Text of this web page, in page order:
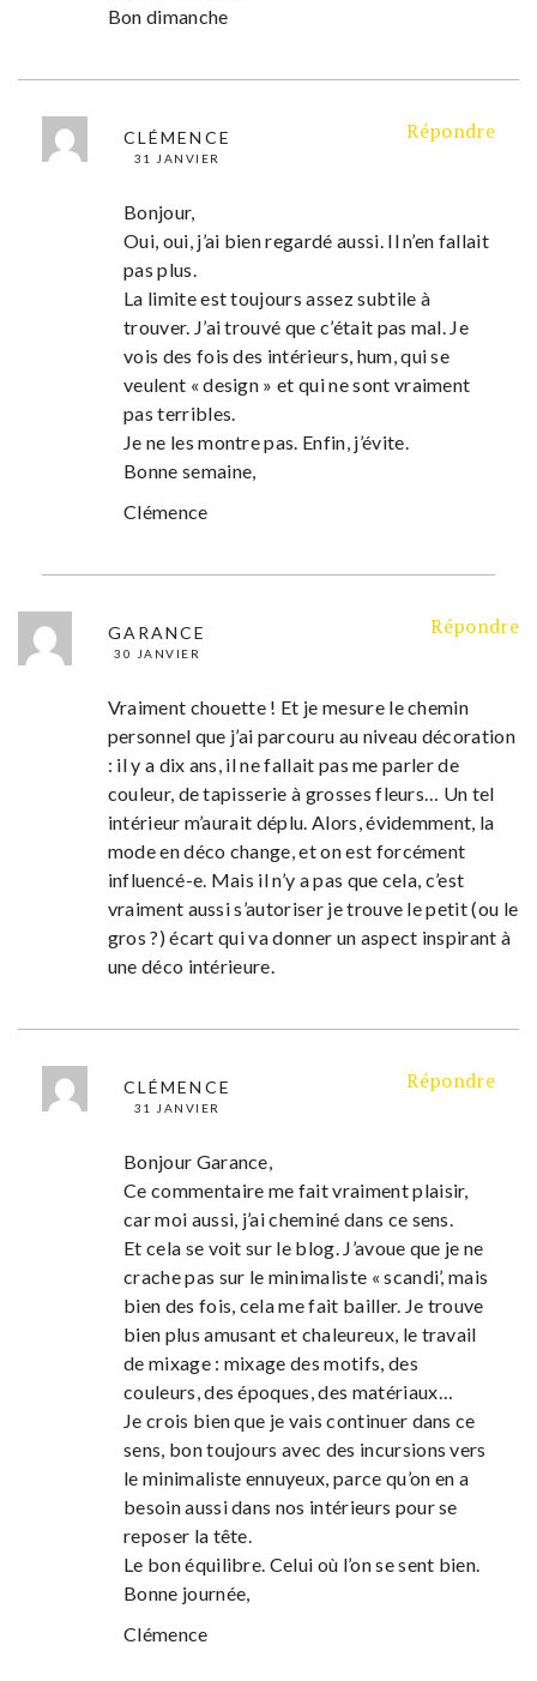
Bon dimanche
CLÉMENCE
31 JANVIER
Répondre
Bonjour,
Oui, oui, j’ai bien regardé aussi. Il n’en fallait
pas plus.
La limite est toujours assez subtile à
trouver. J’ai trouvé que c’était pas mal. Je
vois des fois des intérieurs, hum, qui se
veulent « design » et qui ne sont vraiment
pas terribles.
Je ne les montre pas. Enfin, j’évite.
Bonne semaine,
Clémence
GARANCE
30 JANVIER
Répondre
Vraiment chouette ! Et je mesure le chemin
personnel que j’ai parcouru au niveau décoration
: il y a dix ans, il ne fallait pas me parler de
couleur, de tapisserie à grosses fleurs… Un tel
intérieur m’aurait déplu. Alors, évidemment, la
mode en déco change, et on est forcément
influencé-e. Mais il n’y a pas que cela, c’est
vraiment aussi s’autoriser je trouve le petit (ou le
gros ?) écart qui va donner un aspect inspirant à
une déco intérieure.
CLÉMENCE
31 JANVIER
Répondre
Bonjour Garance,
Ce commentaire me fait vraiment plaisir,
car moi aussi, j’ai cheminé dans ce sens.
Et cela se voit sur le blog. J’avoue que je ne
crache pas sur le minimaliste « scandi’, mais
bien des fois, cela me fait bailler. Je trouve
bien plus amusant et chaleureux, le travail
de mixage : mixage des motifs, des
couleurs, des époques, des matériaux…
Je crois bien que je vais continuer dans ce
sens, bon toujours avec des incursions vers
le minimaliste ennuyeux, parce qu’on en a
besoin aussi dans nos intérieurs pour se
reposer la tête.
Le bon équilibre. Celui où l’on se sent bien.
Bonne journée,
Clémence